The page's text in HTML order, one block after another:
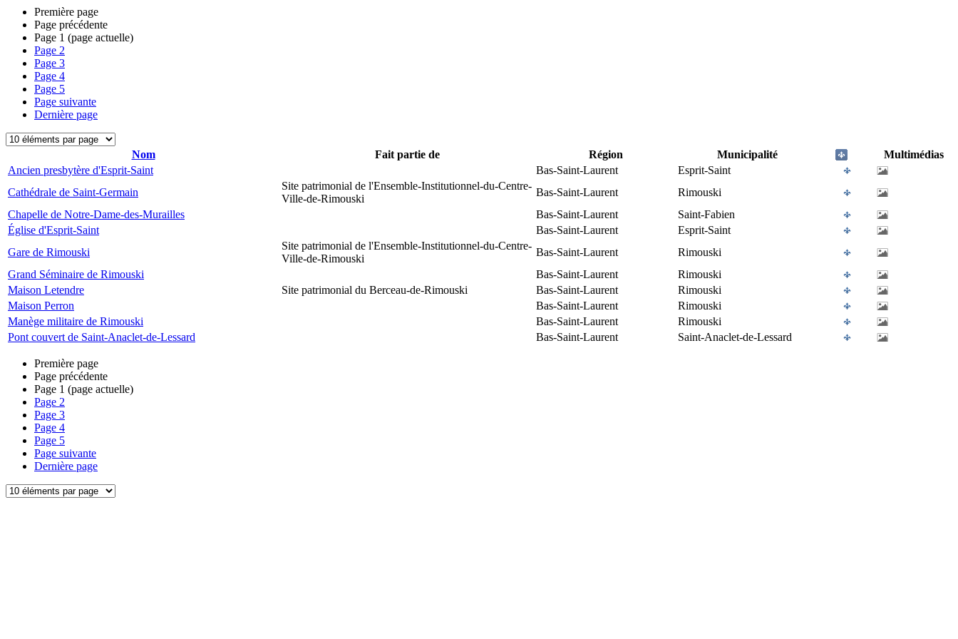
Première page
Page précédente
Page 1 (page actuelle)
Page 2
Page 3
Page 4
Page 5
Page suivante
Dernière page
Nom Fait partie de Région Municipalité
Multimédias
Ancien presbytère d'Esprit-Saint
Bas-Saint-Laurent
Esprit-Saint
Cathédrale de Saint-Germain
Site patrimonial de l'Ensemble-Institutionnel-du-Centre-
Ville-de-Rimouski
Bas-Saint-Laurent
Rimouski
Chapelle de Notre-Dame-des-Murailles
Bas-Saint-Laurent
Saint-Fabien
Église d'Esprit-Saint
Bas-Saint-Laurent
Esprit-Saint
Gare de Rimouski
Site patrimonial de l'Ensemble-Institutionnel-du-Centre-
Ville-de-Rimouski
Bas-Saint-Laurent
Rimouski
Grand Séminaire de Rimouski
Bas-Saint-Laurent
Rimouski
Maison Letendre
Site patrimonial du Berceau-de-Rimouski Bas-Saint-Laurent
Rimouski
Maison Perron
Bas-Saint-Laurent
Rimouski
Manège militaire de Rimouski
Bas-Saint-Laurent
Rimouski
Pont couvert de Saint-Anaclet-de-Lessard
Bas-Saint-Laurent Saint-Anaclet-de-Lessard
Première page
Page précédente
Page 1 (page actuelle)
Page 2
Page 3
Page 4
Page 5
Page suivante
Dernière page